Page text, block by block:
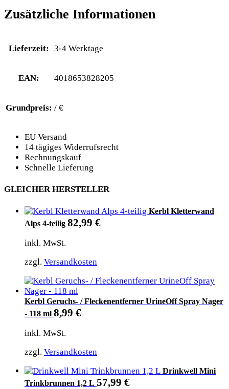
Zusätzliche Informationen
Lieferzeit: 3-4 Werktage
EAN: 4018653828205
Grundpreis: / €
EU Versand
14 tägiges Widerrufsrecht
Rechnungskauf
Schnelle Lieferung
GLEICHER HERSTELLER
Kerbl Kletterwand
Alps 4-teilig 82,99 €
inkl. MwSt.
zzgl. Versandkosten
Kerbl Geruchs- / Fleckenentferner UrineOff Spray Nager
- 118 ml 8,99 €
inkl. MwSt.
zzgl. Versandkosten
Drinkwell Mini
Trinkbrunnen 1,2 L 57,99 €